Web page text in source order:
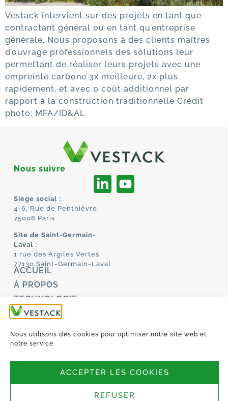
Nous utilisons des cookies pour optimiser notre site web et
notre service.
ACCEPTER LES COOKIES
REFUSER
Vestack intervient sur des projets en tant que
contractant général ou en tant qu’entreprise
générale. Nous proposons à des clients maîtres
d’ouvrage professionnels des solutions leur
permettant de réaliser leurs projets avec une
empreinte carbone 3x meilleure, 2x plus
rapidement, et avec 0 coût additionnel par
rapport à la construction traditionnelle Crédit
photo: MFA/ID&AL
Nous suivre
Siège social :
4-6, Rue de Penthièvre,
75008 Paris
Site de Saint-Germain-
Laval :
1 rue des Argiles Vertes,
77130 Saint-Germain-Laval
ACCUEIL
À PROPOS
TECHNOLOGIE
MANIFESTO
ENSEMBLE
Politique de cookies (UE)